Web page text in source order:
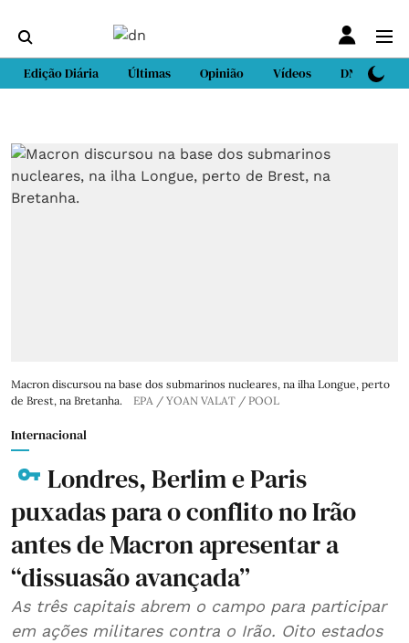
Edição Diária Últimas Opinião Vídeos DN Sport
Macron discursou na base dos submarinos nucleares, na ilha Longue, perto
de Brest, na Bretanha.
EPA / YOAN VALAT / POOL
Internacional
Londres, Berlim e Paris
puxadas para o conflito no Irão
antes de Macron apresentar a
“dissuasão avançada”
As três capitais abrem o campo para participar
em ações militares contra o Irão. Oito estados